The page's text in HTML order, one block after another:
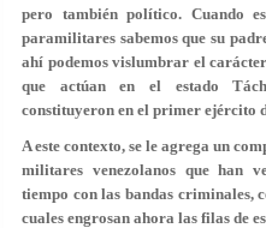
pero también político. Cuando
paramilitares sabemos que su
ahí podemos vislumbrar el
que actúan en el estado
constituyeron en el primer ejército
A este contexto, se le agrega un
militares venezolanos que han
tiempo con las bandas criminales,
cuales engrosan ahora las filas de